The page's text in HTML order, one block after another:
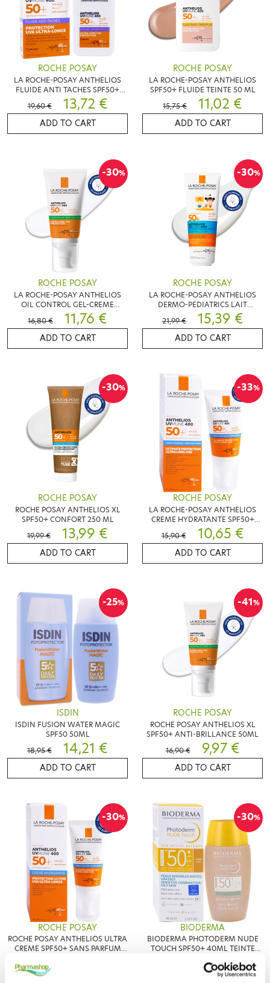
ROCHE POSAY
LA ROCHE-POSAY ANTHELIOS
FLUIDE ANTI TACHES SPF50+
50ML
19,60 € 13,72 €
ADD TO CART
ROCHE POSAY
LA ROCHE-POSAY ANTHELIOS
SPF50+ FLUIDE TEINTE 50 ML
15,75 €
11,02 €
ADD TO CART
-30%
ROCHE POSAY
LA ROCHE-POSAY ANTHELIOS
OIL CONTROL GEL-CREME
SPF50+ 50 ML
16,80 € 11,76 €
ADD TO CART
-30%
ROCHE POSAY
LA ROCHE-POSAY ANTHELIOS
DERMO-PEDIATRICS LAIT
HYDRATANT SPF 50+ 250ML
21,99 € 15,39 €
ADD TO CART
-30%
ROCHE POSAY
ROCHE POSAY ANTHELIOS XL
SPF50+ CONFORT 250 ML
19,99 €
13,99 €
ADD TO CART
-33%
ROCHE POSAY
LA ROCHE-POSAY ANTHELIOS
CREME HYDRATANTE SPF50+
50ML
15,90 € 10,65 €
ADD TO CART
-25%
ISDIN
ISDIN FUSION WATER MAGIC
SPF50 50ML
18,95 €
14,21 €
ADD TO CART
-41%
ROCHE POSAY
ROCHE POSAY ANTHELIOS XL
SPF50+ ANTI-BRILLANCE 50ML
16,90 €
9,97 €
ADD TO CART
-30%
ROCHE POSAY
ROCHE POSAY ANTHELIOS ULTRA
CREME SPF50+ SANS PARFUM
15,75 €
-30%
BIODERMA
BIODERMA PHOTODERM NUDE
TOUCH SPF50+ 40ML TEINTE
10,15 €